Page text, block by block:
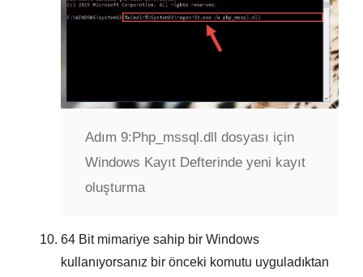
Adım 9: Php_mssql.dll dosyası için
Windows Kayıt Defterinde yeni kayıt
oluşturma
64 Bitmimariye sahip bir Windows
kullanıyorsanız bir önceki komutu uyguladıktan